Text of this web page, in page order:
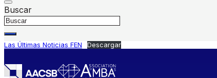
Buscar
Las Últimas Noticias FEN Descargar